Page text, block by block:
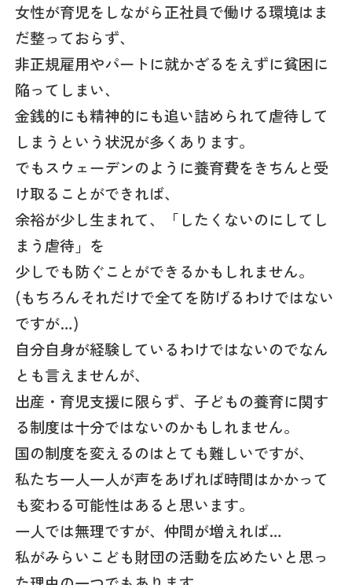
女性が育児をしながら正社員で働ける環境はま
だ整っておらず、
非正規雇用やパートに就かざるをえずに貧困に
陥ってしまい、
金銭的にも精神的にも追い詰められて虐待して
しまうという状況が多くあります。
でもスウェーデンのように養育費をきちんと受
け取ることができれば、
余裕が少し生まれて、「したくないのにしてし
まう虐待」を
少しでも防ぐことができるかもしれません。
(もちろんそれだけで全てを防げるわけではない
ですが…)
自分自身が経験しているわけではないのでなん
とも言えませんが、
出産・育児支援に限らず、子どもの養育に関す
る制度は十分ではないのかもしれません。
国の制度を変えるのはとても難しいですが、
私たち一人一人が声をあげれば時間はかかって
も変わる可能性はあると思います。
一人では無理ですが、仲間が増えれば…
私がみらいこども財団の活動を広めたいと思っ